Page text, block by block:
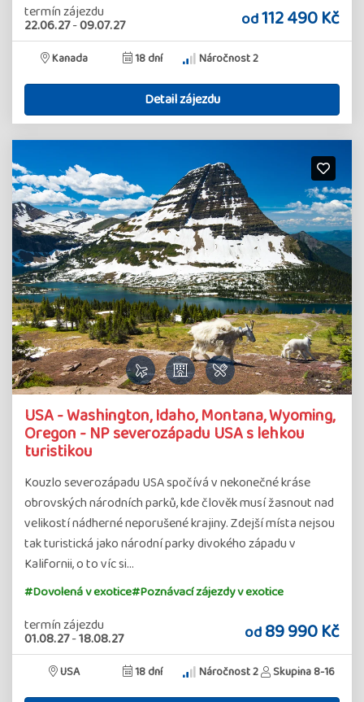
termín zájezdu
22.06.27-09.07.27 od112 490 Kč
Kanada 18 dní Náročnost 2
Detail zájezdu
USA - Washington, Idaho, Montana, Wyoming,
Oregon - NP severozápadu USA s lehkou
turistikou
Kouzlo severozápadu USA spočívá v nekonečné kráse
obrovských národních parků, kde člověk musí žasnout nad
velikostí nádherné neporušené krajiny. Zdejší místa nejsou
tak turistická jako národní parky divokého západu v
Kalifornii, o to víc si…
#Dovolená v exotice#Poznávací zájezdy v exotice
termín zájezdu
01.08.27-18.08.27 od89 990 Kč
USA 18 dní Náročnost 2 Skupina 8-16